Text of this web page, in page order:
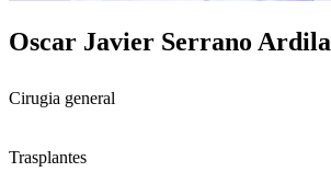
Oscar Javier Serrano Ardila
Cirugia general
Trasplantes